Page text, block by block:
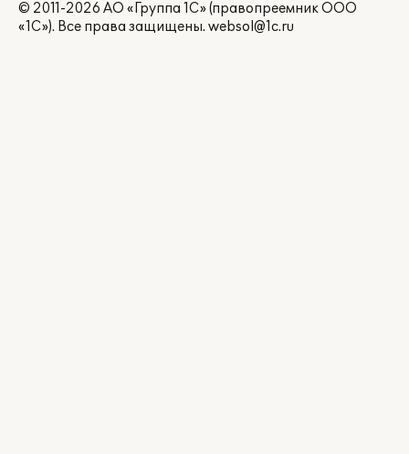
© 2011-2026 АО «Группа 1С» (правопреемник ООО
«1С»). Все права защищены. websol@1c.ru